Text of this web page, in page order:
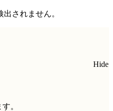
されません。
Hide
。